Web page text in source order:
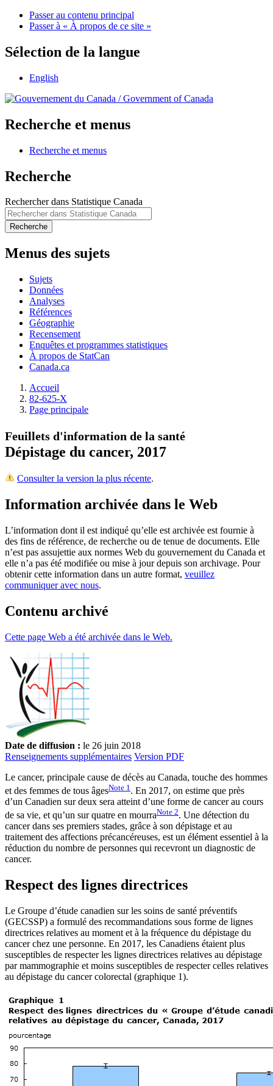
Passer au contenu principal
Passer à « À propos de ce site »
Sélection de la langue
English
/Government of Canada
Recherche et menus
Recherche et menus
Recherche
Rechercher dans Statistique Canada
Recherche
Menus des sujets
Sujets
Données
Analyses
Références
Géographie
Recensement
Enquêtes et programmes statistiques
À propos de StatCan
Canada.ca
Accueil
82-625-X
Page principale
Feuillets d'information de la santé
Dépistage du cancer, 2017
Consulter la version la plus récente.
Information archivée dans le Web
L’information dont il est indiqué qu’elle est archivée est fournie à
des fins de référence, de recherche ou de tenue de documents. Elle
n’est pas assujettie aux normes Web du gouvernement du Canada et
elle n’a pas été modifiée ou mise à jour depuis son archivage. Pour
obtenir cette information dans un autre format, veuillez
communiquer avec nous.
Contenu archivé
Cette page Web a été archivée dans le Web.
Date de diffusion : le 26 juin 2018
Renseignements supplémentaires Version PDF
Le cancer, principale cause de décès au Canada, touche des hommes
et des femmes de tous âgesNote 1 . En 2017, on estime que près
d’un Canadien sur deux sera atteint d’une forme de cancer au cours
de sa vie, et qu’un sur quatre en mourraNote 2. Une détection du
cancer dans ses premiers stades, grâce à son dépistage et au
traitement des affections précancéreuses, est un élément essentiel à la
réduction du nombre de personnes qui recevront un diagnostic de
cancer.
Respect des lignes directrices
Le Groupe d’étude canadien sur les soins de santé préventifs
(GECSSP) a formulé des recommandations sous forme de lignes
directrices relatives au moment et à la fréquence du dépistage du
cancer chez une personne. En 2017, les Canadiens étaient plus
susceptibles de respecter les lignes directrices relatives au dépistage
par mammographie et moins susceptibles de respecter celles relatives
au dépistage du cancer colorectal (graphique 1).